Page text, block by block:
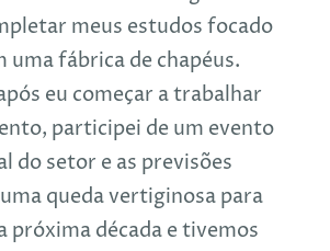
meus estudos focado
uma fábrica de chapéus.
eu começar a trabalhar
participei de um evento
do setor e as previsões
queda vertiginosa para
próxima década e tivemos